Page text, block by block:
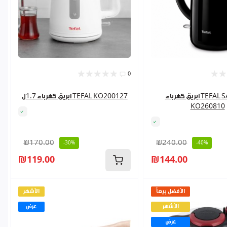
0
ابريق كهرباء 1.7ل TEFAL KO200127
₪170.00 -30%
₪119.00
ابريق كهرباء TEFAL SAFETEA
KO260810
₪240.00 -40%
₪144.00
الأشهر
عرض
الأفضل بيعاً
الأشهر
عرض